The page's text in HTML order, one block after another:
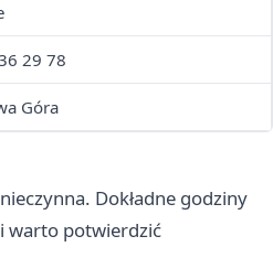
29 78
Góra
Dokładne godziny
warto potwierdzić